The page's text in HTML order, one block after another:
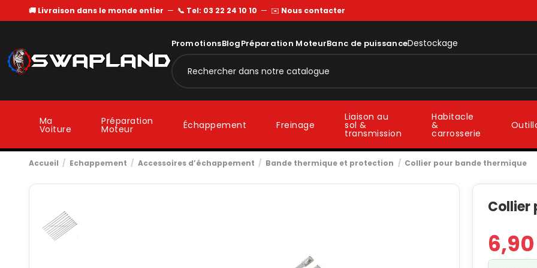
🚚 Livraison dans le monde entier — 📞 Tel: 03 22 24 10 10 — ✉️ Nous contacter
PromotionsBlogPréparation MoteurBanc de puissanceDestockage
Ma
Voiture
Préparation
Moteur Échappement Freinage
Liaison au
sol &
transmission
Habitacle
&
carrosserie
Accueil Echappement Accessoires d’échappement Bande thermique et protection Collier pour bande thermique
Collier